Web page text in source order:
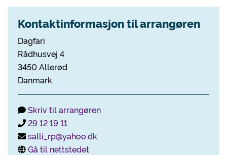
Kontaktinformasjon til arrangøren
Dagfari
Rådhusvej 4
3450 Allerød
Danmark
Skriv til arrangøren
29 12 19 11
salli_rp@yahoo.dk
Gå til nettstedet